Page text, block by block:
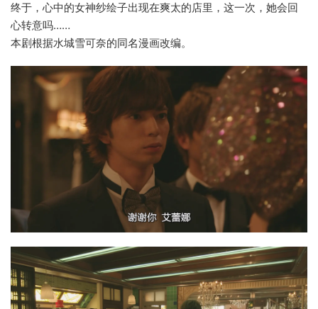
终于，心中的女神纱绘子出现在爽太的店里，这一次，她会回
心转意吗……
本剧根据水城雪可奈的同名漫画改编。